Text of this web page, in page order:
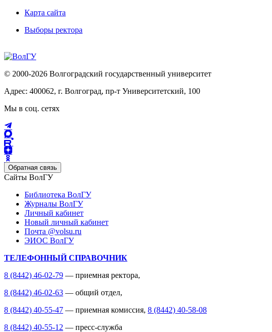
Карта сайта
Выборы ректора
© 2000-2026 Волгоградский государственный университет
Адрес: 400062, г. Волгоград, пр-т Университетский, 100
Мы в соц. сетях
Обратная связь
Сайты ВолГУ
Библиотека ВолГУ
Журналы ВолГУ
Личный кабинет
Новый личный кабинет
Почта @volsu.ru
ЭИОС ВолГУ
ТЕЛЕФОННЫЙ СПРАВОЧНИК
8 (8442) 46-02-79 — приемная ректора,
8 (8442) 46-02-63 — общий отдел,
8 (8442) 40-55-47 — приемная комиссия, 8 (8442) 40-58-08
8 (8442) 40-55-12 — пресс-служба